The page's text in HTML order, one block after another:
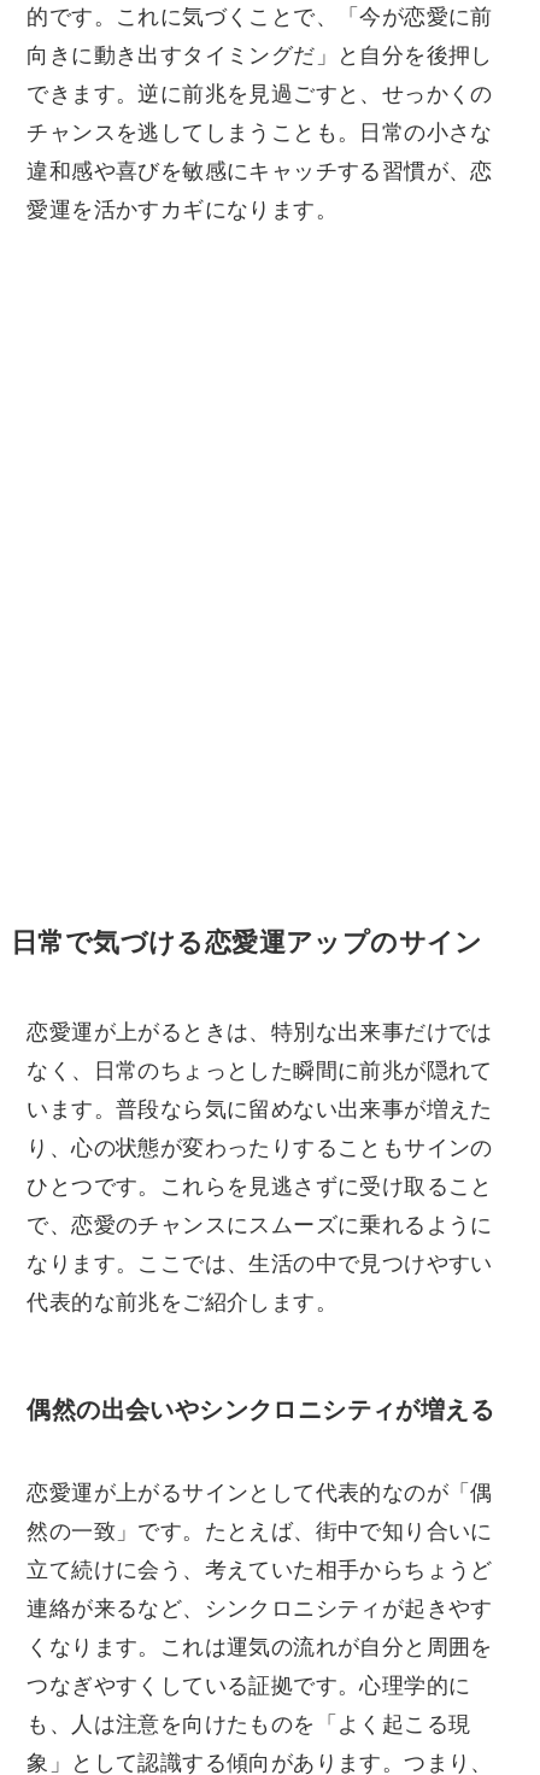
的です。これに気づくことで、「今が恋愛に前
向きに動き出すタイミングだ」と自分を後押し
できます。逆に前兆を見過ごすと、せっかくの
チャンスを逃してしまうことも。日常の小さな
違和感や喜びを敏感にキャッチする習慣が、恋
愛運を活かすカギになります。
日常で気づける恋愛運アップのサイン
恋愛運が上がるときは、特別な出来事だけでは
なく、日常のちょっとした瞬間に前兆が隠れて
います。普段なら気に留めない出来事が増えた
り、心の状態が変わったりすることもサインの
ひとつです。これらを見逃さずに受け取ること
で、恋愛のチャンスにスムーズに乗れるように
なります。ここでは、生活の中で見つけやすい
代表的な前兆をご紹介します。
偶然の出会いやシンクロニシティが増える
恋愛運が上がるサインとして代表的なのが「偶
然の一致」です。たとえば、街中で知り合いに
立て続けに会う、考えていた相手からちょうど
連絡が来るなど、シンクロニシティが起きやす
くなります。これは運気の流れが自分と周囲を
つなぎやすくしている証拠です。心理学的に
も、人は注意を向けたものを「よく起こる現
象」として認識する傾向があります。つまり、